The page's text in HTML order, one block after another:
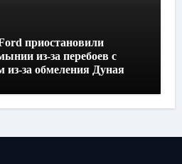
приостановили
из-за перебоев с
из-за обмеления Дуная